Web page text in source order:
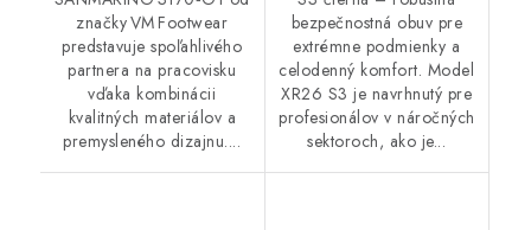
značky VM Footwear
predstavuje spoľahlivého
partnera na pracovisku
vďaka kombinácii
kvalitných materiálov a
premysleného dizajnu....
bezpečnostná obuv pre
extrémne podmienky a
celodenný komfort. Model
XR26 S3 je navrhnutý pre
profesionálov v náročných
sektoroch, ako je...